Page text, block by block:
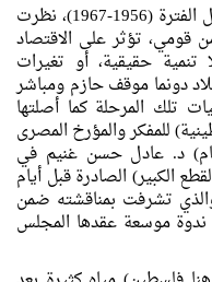
مصر في زمن عبدالناصر، وتحديداً خلال الفترة (1956-1967)، نظرت
قومي، تؤثر على الاقتصاد
تنمية حقيقية، أو تغيرات
دونما موقف حازم ومباشر
تلك المرحلة كما أصلتها
للمفكر والمؤرخ المصرى
د. عادل حسن غنيم في
– الجزء الثانى (467 من القطع الكبير) الصادرة قبل أيام
تشرفت بمناقشته ضمن
ندوة موسعة عقدها المجلس